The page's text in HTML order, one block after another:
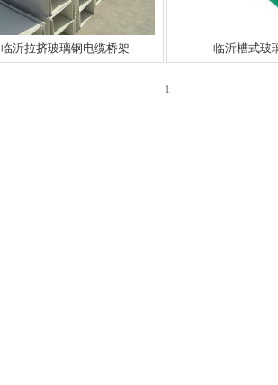
临沂拉挤玻璃钢电缆桥架 临沂槽式玻
1